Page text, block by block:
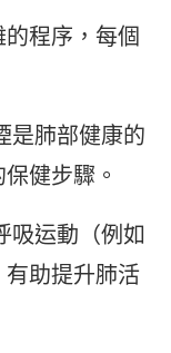
程序，每個
肺部健康的
健步驟。
运動（例如
助提升肺活